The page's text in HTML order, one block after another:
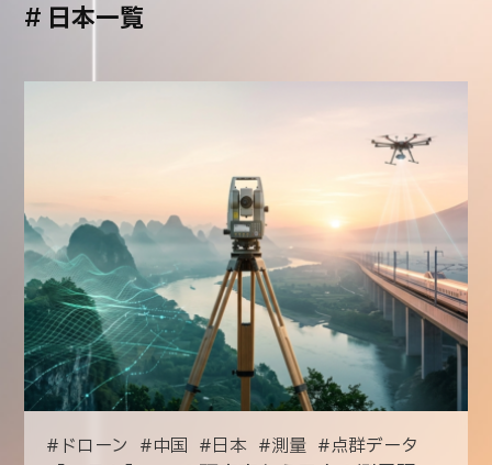
# 日本一覧
# ドローン #中国 #日本 #測量 #点群データ